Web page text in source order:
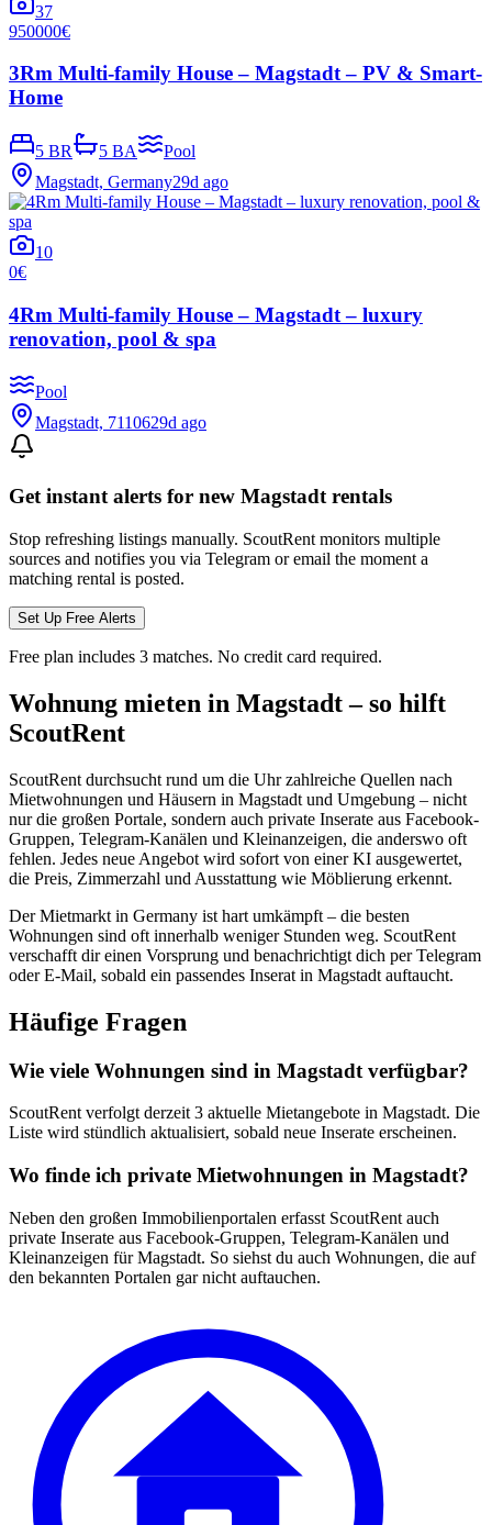
37
950000€
3Rm Multi-family House – Magstadt – PV & Smart-
Home
5 BR 5 BA
Pool
Magstadt, Germany29d ago
10
0€
4Rm Multi-family House – Magstadt – luxury
renovation, pool & spa
Pool
Magstadt, 7110629d ago
Get instant alerts for new Magstadt rentals
Stop refreshing listings manually. ScoutRent monitors multiple
sources and notifies you via Telegram or email the moment a
matching rental is posted.
Set Up Free Alerts
Free plan includes 3 matches. No credit card required.
Wohnung mieten in Magstadt – so hilft
ScoutRent
ScoutRent durchsucht rund um die Uhr zahlreiche Quellen nach
Mietwohnungen und Häusern in Magstadt und Umgebung – nicht
nur die großen Portale, sondern auch private Inserate aus Facebook-
Gruppen, Telegram-Kanälen und Kleinanzeigen, die anderswo oft
fehlen. Jedes neue Angebot wird sofort von einer KI ausgewertet,
die Preis, Zimmerzahl und Ausstattung wie Möblierung erkennt.
Der Mietmarkt in Germany ist hart umkämpft – die besten
Wohnungen sind oft innerhalb weniger Stunden weg. ScoutRent
verschafft dir einen Vorsprung und benachrichtigt dich per Telegram
oder E-Mail, sobald ein passendes Inserat in Magstadt auftaucht.
Häufige Fragen
Wie viele Wohnungen sind in Magstadt verfügbar?
ScoutRent verfolgt derzeit 3 aktuelle Mietangebote in Magstadt. Die
Liste wird stündlich aktualisiert, sobald neue Inserate erscheinen.
Wo finde ich private Mietwohnungen in Magstadt?
Neben den großen Immobilienportalen erfasst ScoutRent auch
private Inserate aus Facebook-Gruppen, Telegram-Kanälen und
Kleinanzeigen für Magstadt. So siehst du auch Wohnungen, die auf
den bekannten Portalen gar nicht auftauchen.